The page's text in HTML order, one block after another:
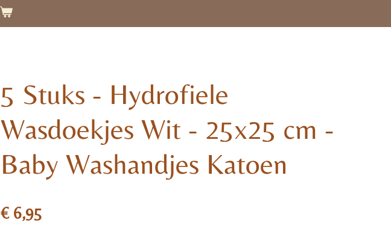
5 Stuks - Hydrofiele
Wasdoekjes Wit - 25x25 cm -
Baby Washandjes Katoen
€ 6,95